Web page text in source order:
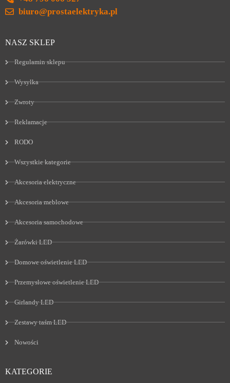
biuro@prostaelektryka.pl
NASZ SKLEP
Regulamin sklepu
Wysyłka
Zwroty
Reklamacje
RODO
Wszystkie kategorie
Akcesoria elektryczne
Akcesoria meblowe
Akcesoria samochodowe
Żarówki LED
Domowe oświetlenie LED
Przemysłowe oświetlenie LED
Girlandy LED
Zestawy taśm LED
Nowości
KATEGORIE